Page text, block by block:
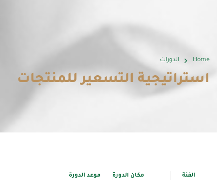
Home الدورات
استراتيجية التسعير للمنتجات
الفئة مكان الدورة موعد الدورة